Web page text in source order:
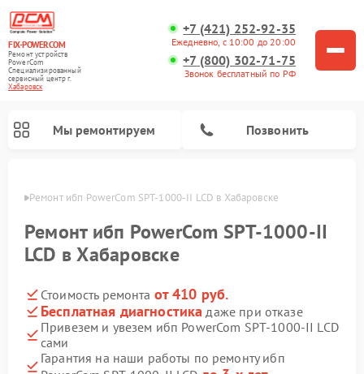
FIX-POWERCOM
Ремонт устройств
PowerCom
Специализированный
cервисный центр г.
Хабаровск
+7 (421) 252-92-35
Ежедневно, с 10:00 до 20:00
+7 (800) 302-71-75
Звонок бесплатный по РФ
Мы ремонтируем Позвонить
Ремонт ибп PowerCom SPT-1000-II LCD в Хабаровске
Ремонт ибп PowerCom SPT-1000-II
LCD в Хабаровске
Стоимость ремонта от 410 руб.
Бесплатная диагностика даже при отказе
Привезем и увезем ибп PowerCom SPT-1000-II LCD
сами
Гарантия на наши работы по ремонту ибп